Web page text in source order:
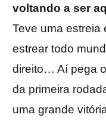
voltando a ser
Teve uma estreia
estrear todo
direito… Aí pega
da primeira
uma grande